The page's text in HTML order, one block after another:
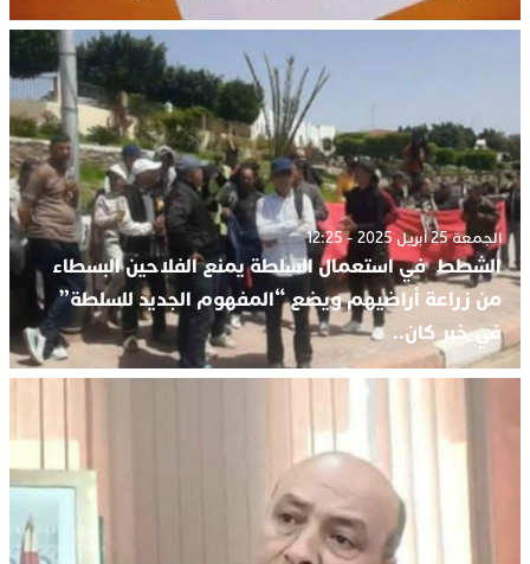
الجمعة 25 أبريل 2025 - 12:25
الشطط في استعمال السلطة يمنع الفلاحين البسطاء
من زراعة أراضيهم ويضع “المفهوم الجديد للسلطة”
في خبر كان..